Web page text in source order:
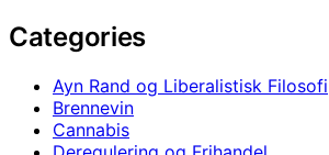
Categories
Ayn Rand og Liberalistisk Filosofi
Brennevin
Cannabis